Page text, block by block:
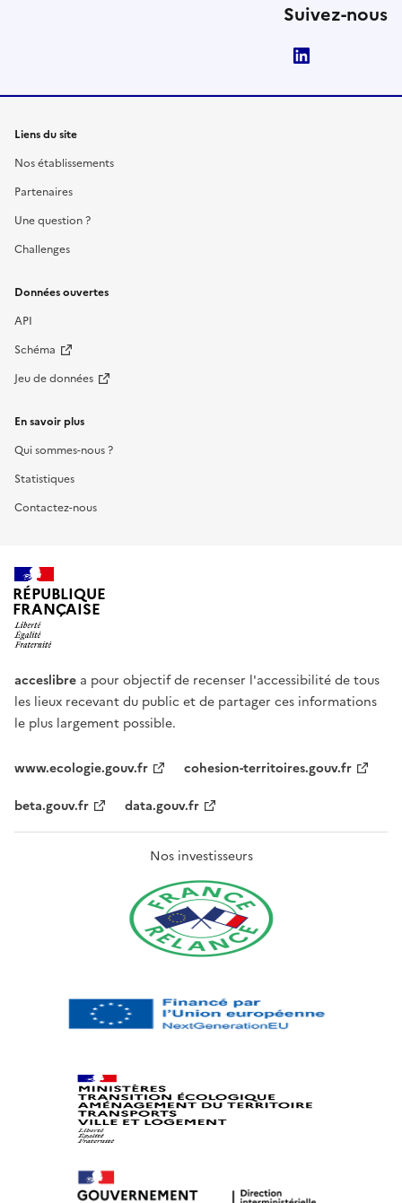
Suivez-nous
Liens du site
Nos établissements
Partenaires
Une question ?
Challenges
Données ouvertes
API
Schéma
Jeu de données
En savoir plus
Qui sommes-nous ?
Statistiques
Contactez-nous
RÉPUBLIQUE
FRANÇAISE
acceslibre a pour objectif de recenser l'accessibilité de tous
les lieux recevant du public et de partager ces informations
le plus largement possible.
www.ecologie.gouv.fr
cohesion-territoires.gouv.fr
beta.gouv.fr
data.gouv.fr
Nos investisseurs